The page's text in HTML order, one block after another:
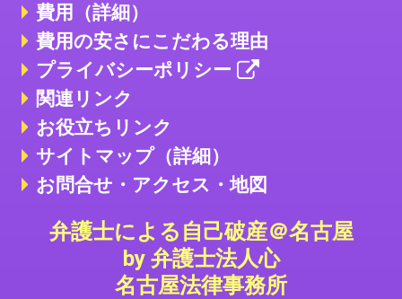
費用（詳細）
費用の安さにこだわる理由
プライバシーポリシー
関連リンク
お役立ちリンク
サイトマップ（詳細）
お問合せ・アクセス・地図
弁護士による自己破産＠名古屋
by 弁護士法人心
名古屋法律事務所